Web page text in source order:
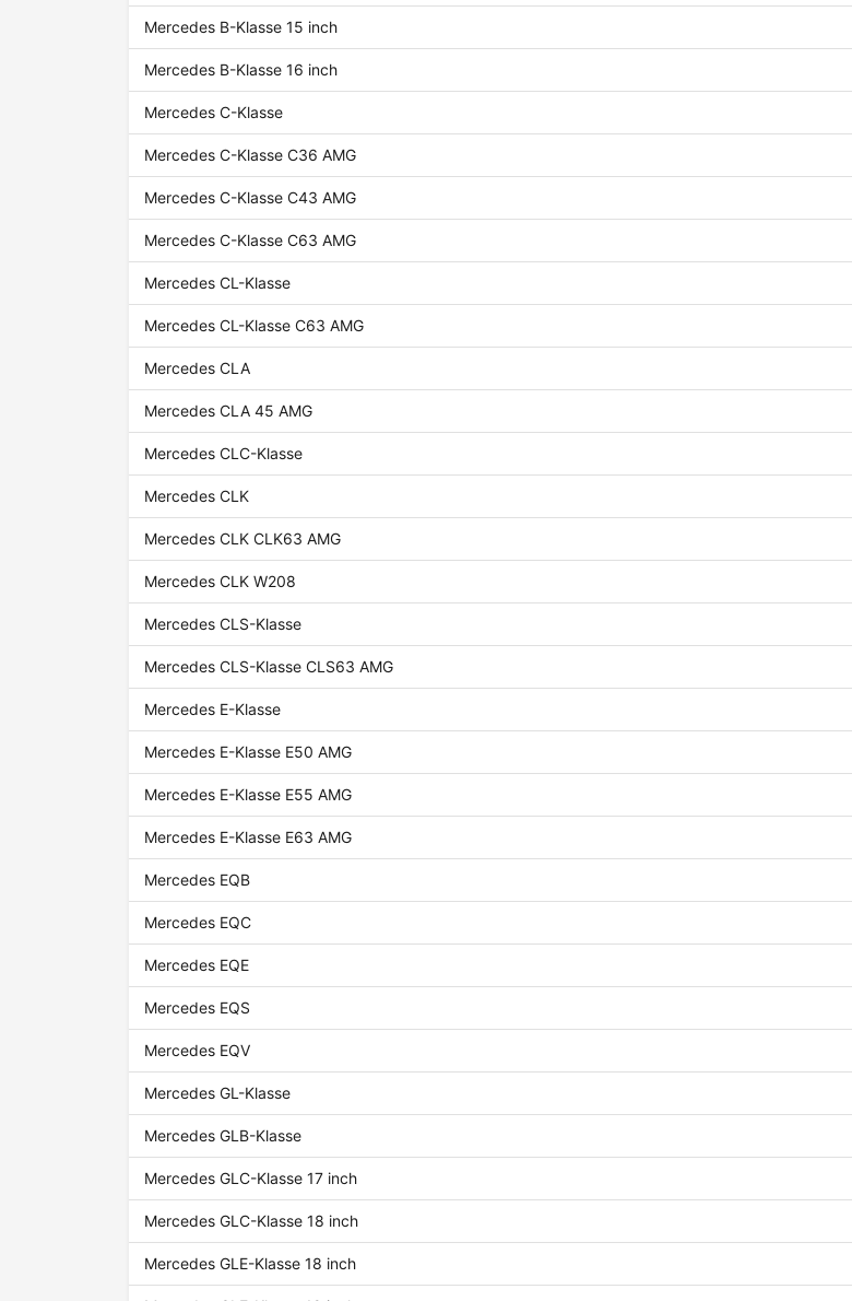
Mercedes B-Klasse 15 inch
Mercedes B-Klasse 16 inch
Mercedes C-Klasse
Mercedes C-Klasse C36 AMG
Mercedes C-Klasse C43 AMG
Mercedes C-Klasse C63 AMG
Mercedes CL-Klasse
Mercedes CL-Klasse C63 AMG
Mercedes CLA
Mercedes CLA 45 AMG
Mercedes CLC-Klasse
Mercedes CLK
Mercedes CLK CLK63 AMG
Mercedes CLK W208
Mercedes CLS-Klasse
Mercedes CLS-Klasse CLS63 AMG
Mercedes E-Klasse
Mercedes E-Klasse E50 AMG
Mercedes E-Klasse E55 AMG
Mercedes E-Klasse E63 AMG
Mercedes EQB
Mercedes EQC
Mercedes EQE
Mercedes EQS
Mercedes EQV
Mercedes GL-Klasse
Mercedes GLB-Klasse
Mercedes GLC-Klasse 17 inch
Mercedes GLC-Klasse 18 inch
Mercedes GLE-Klasse 18 inch